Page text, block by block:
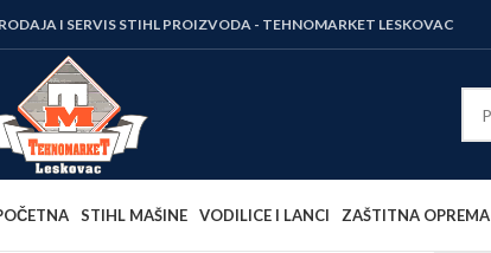
I SERVIS STIHL PROIZVODA - TEHNOMARKET LESKOVAC
STIHL MAŠINE VODILICE I LANCI ZAŠTITNA OPREMA